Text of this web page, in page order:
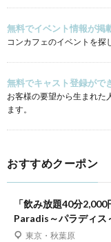
無料でイベント情報が掲
コンカフェのイベントを探
無料でキャスト登録がで
お客様の要望から生まれた
ます。
おすすめクーポン
「飲み放題40分
Paradis～パラディス
東京・秋葉原